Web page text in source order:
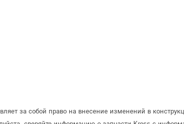
за собой право на внесение изменений в